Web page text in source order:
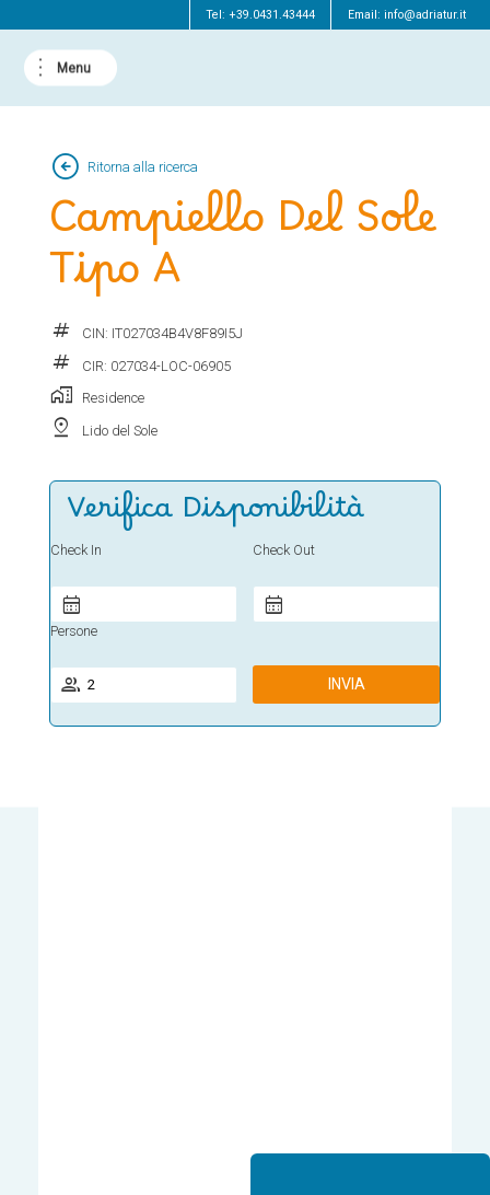
Tel: +39.0431.43444 Email: info@adriatur.it
arrow_circle_left Ritorna alla ricerca
Campiello Del Sole
Tipo A
tag CIN: IT027034B4V8F89I5J
tag CIR: 027034-LOC-06905
home_work Residence
pin_drop Lido del Sole
Verifica Disponibilità
Check In Check Out
Persone
INVIA